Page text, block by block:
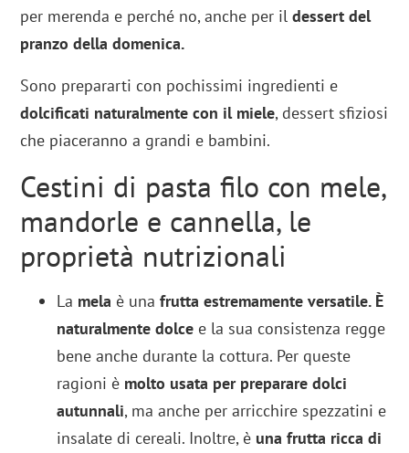
per merenda e perché no, anche per ildessert del
pranzo della domenica.
Sono prepararti con pochissimi ingredienti e
dolcificati naturalmente con il miele, dessert sfiziosi
che piaceranno a grandi e bambini.
Cestini di pasta filo con mele,
mandorle e cannella, le
proprietà nutrizionali
La mela è unafrutta estremamente versatile. È
naturalmente dolce e la sua consistenza regge
bene anche durante la cottura. Per queste
ragioni è molto usata per preparare dolci
autunnali, ma anche per arricchire spezzatini e
insalate di cereali. Inoltre, è una frutta ricca di